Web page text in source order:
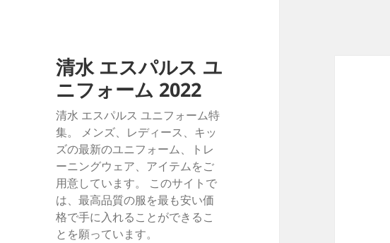
清水 エスパルス ユ
ニフォーム 2022
清水 エスパルス ユニフォーム特
集。 メンズ、レディース、キッ
ズの最新のユニフォーム、トレ
ーニングウェア、アイテムをご
用意しています。 このサイトで
は、最高品質の服を最も安い価
格で手に入れることができるこ
とを願っています。